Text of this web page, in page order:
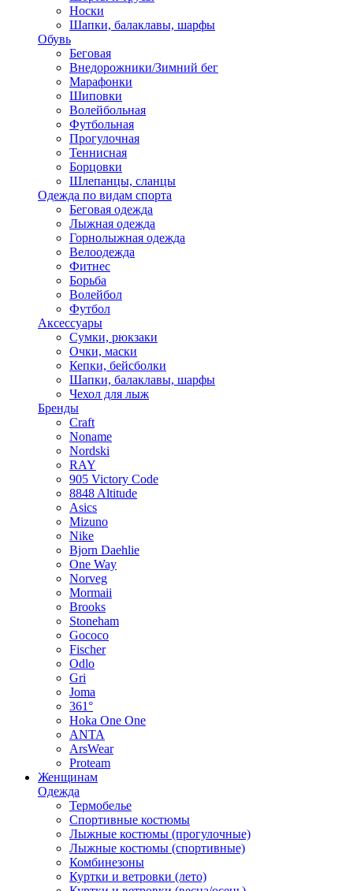
Носки
Шапки, балаклавы, шарфы
Обувь
Беговая
Внедорожники/Зимний бег
Марафонки
Шиповки
Волейбольная
Футбольная
Прогулочная
Теннисная
Борцовки
Шлепанцы, сланцы
Одежда по видам спорта
Беговая одежда
Лыжная одежда
Горнолыжная одежда
Велоодежда
Фитнес
Борьба
Волейбол
Футбол
Аксессуары
Сумки, рюкзаки
Очки, маски
Кепки, бейсболки
Шапки, балаклавы, шарфы
Чехол для лыж
Бренды
Craft
Noname
Nordski
RAY
905 Victory Code
8848 Altitude
Asics
Mizuno
Nike
Bjorn Daehlie
One Way
Norveg
Mormaii
Brooks
Stoneham
Gococo
Fischer
Odlo
Gri
Joma
361°
Hoka One One
ANTA
ArsWear
Proteam
Женщинам
Одежда
Термобелье
Спортивные костюмы
Лыжные костюмы (прогулочные)
Лыжные костюмы (спортивные)
Комбинезоны
Куртки и ветровки (лето)